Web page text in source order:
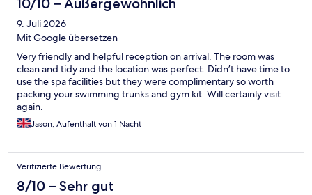
9. Juli 2026
Mit Google übersetzen
Very friendly and helpful reception on arrival. The room was
clean and tidy and the location was perfect. Didn’t have time to
use the spa facilities but they were complimentary so worth
packing your swimming trunks and gym kit. Will certainly visit
again.
Jason, Aufenthalt von 1 Nacht
Verifizierte Bewertung
8/10 – Sehr gut